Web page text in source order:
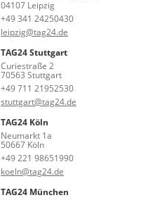
04107 Leipzig
+49 341 24250430
leipzig@tag24.de
TAG24 Stuttgart
Curiestraße 2
70563 Stuttgart
+49 711 21952530
stuttgart@tag24.de
TAG24 Köln
Neumarkt 1a
50667 Köln
+49 221 98651990
koeln@tag24.de
TAG24 München